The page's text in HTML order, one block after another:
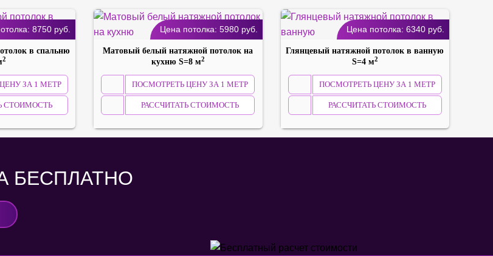
8750 руб.
в спальню
2
ЗА 1 МЕТР
СТОИМОСТЬ
Цена потолка: 5980 руб.
Матовый белый натяжной потолок на
кухню S=8 м2
ПОСМОТРЕТЬ ЦЕНУ ЗА 1 МЕТР
РАССЧИТАТЬ СТОИМОСТЬ
Цена потолка: 6340 руб.
Глянцевый натяжной потолок в ванную
S=4 м2
ПОСМОТРЕТЬ ЦЕНУ ЗА 1 МЕТР
РАССЧИТАТЬ СТОИМОСТЬ
БЕСПЛАТНО